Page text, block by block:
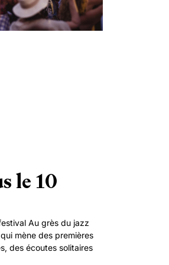
le 10
Au grès du jazz
mène des premières
des écoutes solitaires